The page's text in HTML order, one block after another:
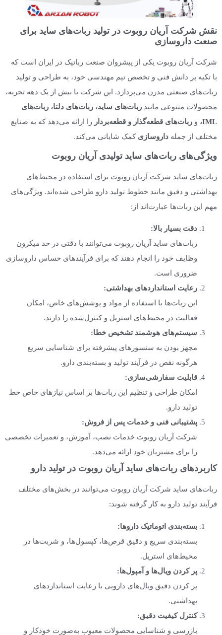
نقش شرکت آریان روبوت در تولید ربات‌های ساید برای
صنعت داروسازی
شرکت آریان روبوت یکی از پیشروان صنعت رباتیک در ایران است که
با تکیه بر دانش فنی و تخصص تیم مهندسی خود، به طراحی و تولید
ربات‌های صنعتی مدرن می‌پردازد. این شرکت با بیش از یک دهه تجربه،
محصولات متنوعی مانند ربات‌های ساید، ربات‌های دلتا، ربات‌های
IML، و ربات‌های قطعه‌گذار و قطعه‌بردار را ارائه می‌دهد که به صنایع
مختلف از جمله داروسازی کمک شایانی می‌کند.
ویژگی‌های ربات‌های ساید تولیدی آریان روبوت
ربات‌های ساید شرکت آریان روبوت برای استفاده در محیط‌های
بهداشتی و دقیق مانند خطوط تولید دارو طراحی شده‌اند. ویژگی‌های
مهم این ربات‌ها عبارت‌اند از:
دقت بسیار بالا:
ربات‌های ساید آریان روبوت می‌توانند با دقتی در حد میکرون
وظایف خود را انجام دهند که برای فرآیندهای حساس داروسازی
ضروری است.
رعایت استانداردهای بهداشتی:
این ربات‌ها با استفاده از مواد و پوشش‌های خاص، امکان
فعالیت در محیط‌های استریل و کنترل‌شده را دارند.
سیستم‌های هوشمند تشخیص خطا:
مجهز بودن به سنسورهای پیشرفته برای شناسایی سریع
هرگونه نقص در فرآیند تولید و بسته‌بندی دارو.
قابلیت سفارشی‌سازی:
امکان طراحی و تنظیم این ربات‌ها بر اساس نیازهای خاص خط
تولید دارو.
پشتیبانی فنی و خدمات پس از فروش:
شرکت آریان روبوت خدمات نصب، آموزش، و تعمیرات تخصصی
را برای مشتریان خود ارائه می‌دهد.
کاربردهای ربات‌های ساید آریان روبوت در تولید دارو
ربات‌های ساید شرکت آریان روبوت می‌توانند در بخش‌های مختلف
فرآیند تولید دارو به کار گرفته شوند:
بسته‌بندی اتوماتیک داروها:
بسته‌بندی سریع و دقیق قرص‌ها، کپسول‌ها، و شربت‌ها در
محیط‌های استریل.
پر کردن ویال‌ها و آمپول‌ها:
پر کردن دقیق ویال‌های دارویی با رعایت استانداردهای
بهداشتی.
کنترل کیفیت دقیق:
بازرسی و شناسایی محصولات معیوب به‌صورت خودکار و